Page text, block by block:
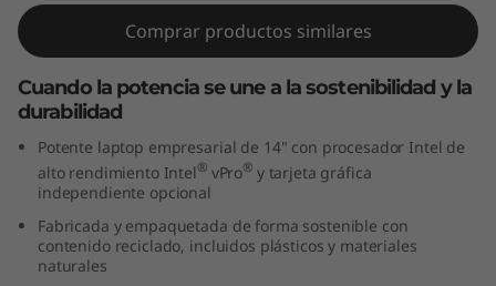
4
n
Comprar productos similares
Cuando la potencia se une a la sostenibilidad y la
durabilidad
Potente laptop empresarial de 14" con procesador Intel de
alto rendimiento Intel® vPro® y tarjeta gráfica
independiente opcional
Fabricada y empaquetada de forma sostenible con
contenido reciclado, incluidos plásticos y materiales
naturales